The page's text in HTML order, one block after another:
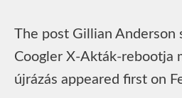
The post Gillian Anderson
Coogler X‑Akták‑rebootja
újrázás appeared first on